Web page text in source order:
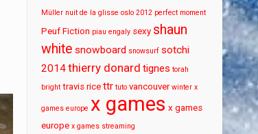
Müller nuit de la glisse oslo 2012 perfect moment
Peuf Fiction piau engaly sexy shaun
white snowboard snowsurf sotchi
2014thierry donard tignes torah
bright travis rice ttr tuto vancouver winter x
games europe x games x games
europe x games streaming